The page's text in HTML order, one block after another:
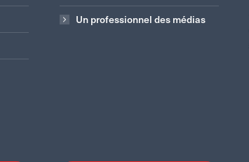
Un professionnel des médias